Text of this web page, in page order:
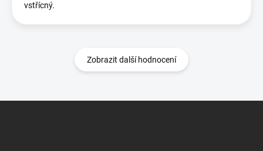
vstřícný.
Zobrazit další hodnocení